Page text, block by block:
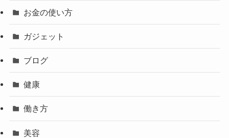
お金の使い方
ガジェット
ブログ
健康
働き方
美容